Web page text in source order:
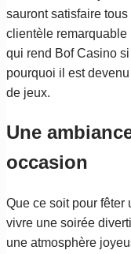
sauront satisfaire
clientèle remarquable
qui rend Bof Casino
pourquoi il est
de jeux.
Une
occasion
Que ce soit pour
vivre une soirée
une atmosphère